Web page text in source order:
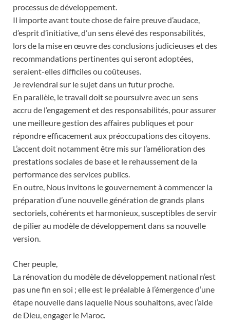
processus de développement.
Il importe avant toute chose de faire preuve d’audace,
d’esprit d’initiative, d’un sens élevé des responsabilités,
lors de la mise en œuvre des conclusions judicieuses et des
recommandations pertinentes qui seront adoptées,
seraient-elles difficiles ou coûteuses.
Je reviendrai sur le sujet dans un futur proche.
En parallèle, le travail doit se poursuivre avec un sens
accru de l’engagement et des responsabilités, pour assurer
une meilleure gestion des affaires publiques et pour
répondre efficacement aux préoccupations des citoyens.
L’accent doit notamment être mis sur l’amélioration des
prestations sociales de base et le rehaussement de la
performance des services publics.
En outre, Nous invitons le gouvernement à commencer la
préparation d’une nouvelle génération de grands plans
sectoriels, cohérents et harmonieux, susceptibles de servir
de pilier au modèle de développement dans sa nouvelle
version.
Cher peuple,
La rénovation du modèle de développement national n’est
pas une fin en soi ; elle est le préalable à l’émergence d’une
étape nouvelle dans laquelle Nous souhaitons, avec l’aide
de Dieu, engager le Maroc.